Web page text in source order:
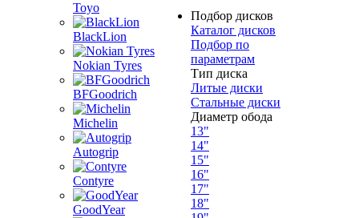
Toyo
BlackLion
Nokian Tyres
BFGoodrich
Michelin
Autogrip
Contyre
GoodYear
Подбор дисков
Каталог дисков
Подбор по
параметрам
Тип диска
Литые диски
Стальные диски
Диаметр обода
13"
14"
15"
16"
17"
18"